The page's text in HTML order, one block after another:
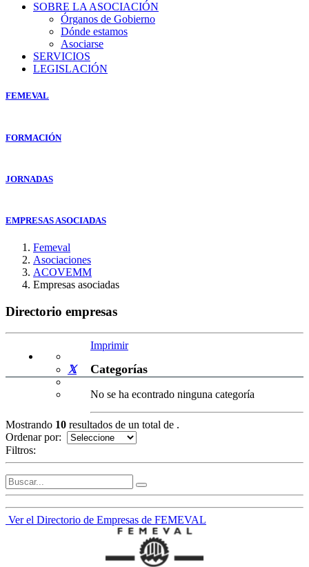
SOBRE LA ASOCIACIÓN
Órganos de Gobierno
Dónde estamos
Asociarse
SERVICIOS
LEGISLACIÓN
FEMEVAL
FORMACIÓN
JORNADAS
EMPRESAS ASOCIADAS
Femeval
Asociaciones
ACOVEMM
Empresas asociadas
Directorio empresas
Imprimir
Categorías
No se ha econtrado ninguna categoría
Mostrando 10 resultados de un total de .
Ordenar por:
Filtros:
Ver el Directorio de Empresas de FEMEVAL